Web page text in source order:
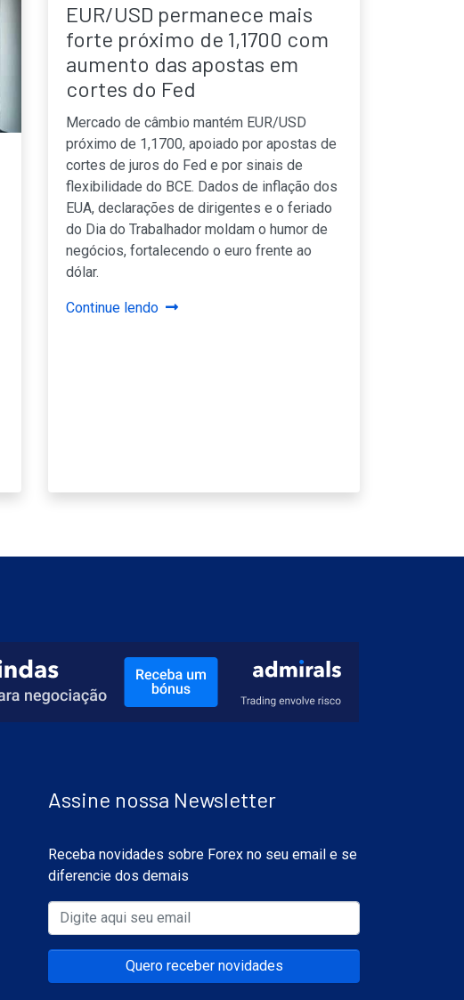
EUR/USD permanece mais
forte próximo de 1,1700 com
aumento das apostas em
cortes do Fed
Mercado de câmbio mantém EUR/USD
próximo de 1,1700, apoiado por apostas de
cortes de juros do Fed e por sinais de
flexibilidade do BCE. Dados de inflação dos
EUA, declarações de dirigentes e o feriado
do Dia do Trabalhador moldam o humor de
negócios, fortalecendo o euro frente ao
dólar.
Continue lendo
Assine nossa Newsletter
Receba novidades sobre Forex no seu email e se
diferencie dos demais
Quero receber novidades